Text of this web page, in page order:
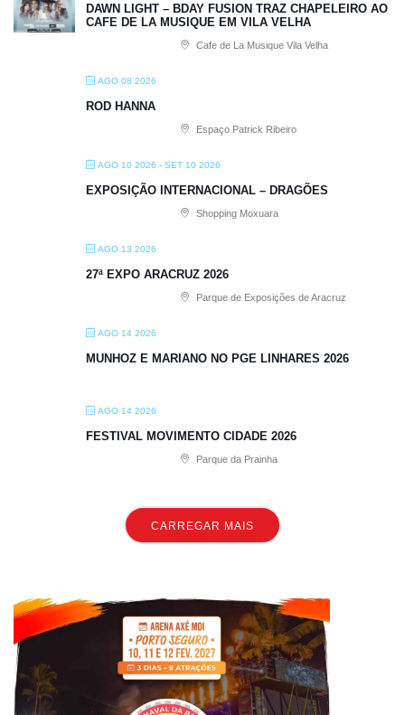
DAWN LIGHT – BDAY FUSION TRAZ CHAPELEIRO AO
CAFE DE LA MUSIQUE EM VILA VELHA
Cafe de La Musique Vila Velha
AGO 08 2026
ROD HANNA
Espaço Patrick Ribeiro
AGO 10 2026 - SET 10 2026
EXPOSIÇÃO INTERNACIONAL – DRAGÕES
Shopping Moxuara
AGO 13 2026
27ª EXPO ARACRUZ 2026
Parque de Exposições de Aracruz
AGO 14 2026
MUNHOZ E MARIANO NO PGE LINHARES 2026
AGO 14 2026
FESTIVAL MOVIMENTO CIDADE 2026
Parque da Prainha
CARREGAR MAIS